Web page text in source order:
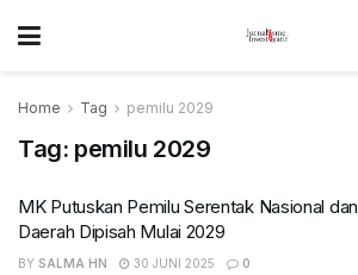
Home Tag pemilu 2029
Tag: pemilu 2029
MK Putuskan Pemilu Serentak Nasional dan
Daerah Dipisah Mulai 2029
BY SALMA HN 30 JUNI 2025 0